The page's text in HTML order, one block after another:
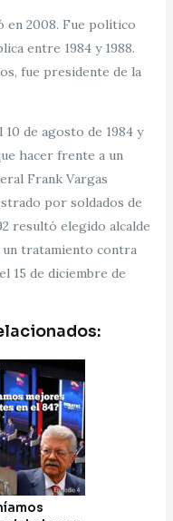
en 2008. Fue político
entre 1984 y 1988.
fue presidente de la
de agosto de 1984 y
hacer frente a un
Frank Vargas
por soldados de
resultó elegido alcalde
un tratamiento contra
15 de diciembre de